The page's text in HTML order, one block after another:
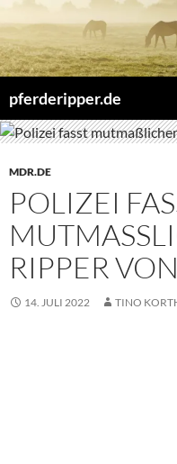
Inhalt
springen
pferderipper.de
MDR.DE
POLIZEI
IPPER VON
14. JULI 2022 TINO